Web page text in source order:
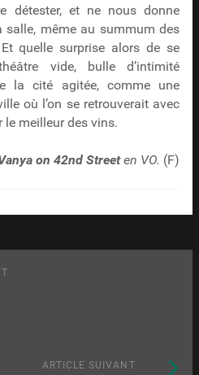
détester, et ne nous donne
salle, même au summum des
quelle surprise alors de se
vide, bulle d’intimité
la cité agitée, comme une
où l’on se retrouverait avec
le meilleur des vins.
on 42nd Streeten VO. (F)
ARTICLE SUIVANT Article